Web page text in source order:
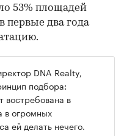
53% площадей
первые два года
DNA Realty,
подбора:
востребована в
в огромных
ей делать нечего.